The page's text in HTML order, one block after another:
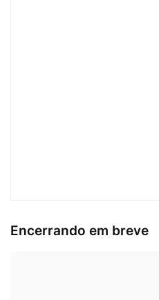
Encerrando em breve